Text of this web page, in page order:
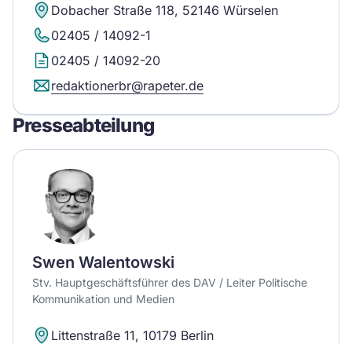
Dobacher Straße 118, 52146 Würselen
02405 / 14092-1
02405 / 14092-20
redaktionerbr@rapeter.de
Presseabteilung
Swen Walentowski
Stv. Hauptgeschäftsführer des DAV / Leiter Politische
Kommunikation und Medien
Littenstraße 11, 10179 Berlin